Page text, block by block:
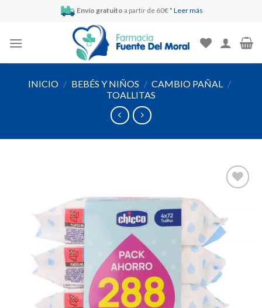
Envío gratuito a partir de 60€ * Leer más
INICIO / BEBÉS Y NIÑOS / CAMBIO PAÑAL /
TOALLITAS
Añadir
lista de